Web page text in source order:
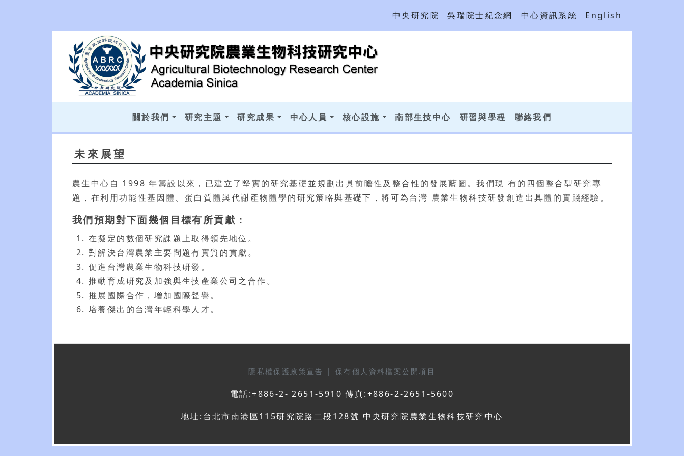
中央研究院 吳瑞院士紀念網 中心資訊系統 English
關於我們 研究主題 研究成果 中心人員 核心設施 南部生技中心 研習與學程 聯絡我們
未來展望
農生中心自 1998 年籌設以來，已建立了堅實的研究基礎並規劃出具前瞻性及整合性的發展藍圖。我們現 有的四個整合型研究專
題，在利用功能性基因體、蛋白質體與代謝產物體學的研究策略與基礎下，將可為台灣 農業生物科技研發創造出具體的實踐經驗。
我們預期對下面幾個目標有所貢獻：
在擬定的數個研究課題上取得領先地位。
對解決台灣農業主要問題有實質的貢獻。
促進台灣農業生物科技研發。
推動育成研究及加強與生技產業公司之合作。
推展國際合作，增加國際聲譽。
培養傑出的台灣年輕科學人才。
隱私權保護政策宣告 | 保有個人資料檔案公開項目
電話:+886-2- 2651-5910 傳真:+886-2-2651-5600
地址:台北市南港區115研究院路二段128號 中央研究院農業生物科技研究中心